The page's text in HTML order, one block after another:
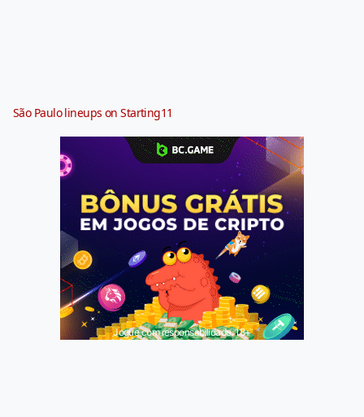
São Paulo lineups on Starting11
Jogue com responsabilidade. 18+